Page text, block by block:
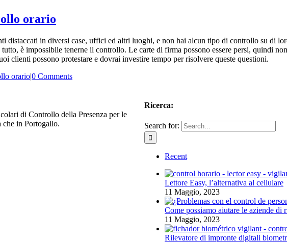
orario
in diversi case, uffici ed altri luoghi, e non hai alcun tipo di controllo su di
è impossibile tenerne il controllo. Le carte di firma possono essere persi, quindi
clienti possono protestare e dovrai investire tempo per risolvere queste questioni.
orario|0 Comments
Ricerca:
Search for:
Recent
Lettore Easy, l’alternativa al cellulare
11 Maggio, 2023
Come possiamo aiutare le aziende di
11 Maggio, 2023
Rilevatore di impronte digitali
di Controllo della Presenza per le
che in Portogallo.